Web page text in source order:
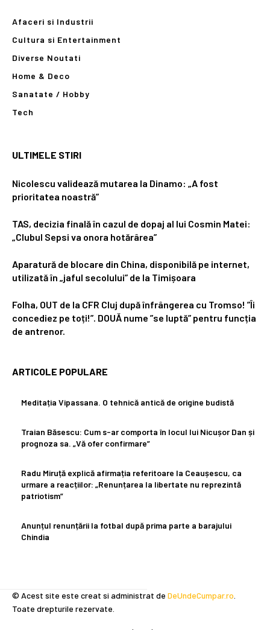
Afaceri si Industrii
Cultura si Entertainment
Diverse Noutati
Home & Deco
Sanatate / Hobby
Tech
ULTIMELE STIRI
Nicolescu validează mutarea la Dinamo: „A fost
prioritatea noastră”
TAS, decizia finală în cazul de dopaj al lui Cosmin Matei:
„Clubul Sepsi va onora hotărârea”
Aparatură de blocare din China, disponibilă pe internet,
utilizată în „jaful secolului” de la Timișoara
Folha, OUT de la CFR Cluj după înfrângerea cu Tromso! ”Îi
concediez pe toți!”. DOUĂ nume ”se luptă” pentru funcția
de antrenor.
ARTICOLE POPULARE
Meditația Vipassana. O tehnică antică de origine budistă
Traian Băsescu: Cum s-ar comporta în locul lui Nicușor Dan și
prognoza sa. „Vă ofer confirmare”
Radu Miruță explică afirmația referitoare la Ceaușescu, ca
urmare a reacțiilor: „Renunțarea la libertate nu reprezintă
patriotism”
Anunțul renunțării la fotbal după prima parte a barajului
Chindia
© Acest site este creat si administrat de DeUndeCumpar.ro
Toate drepturile rezervate.